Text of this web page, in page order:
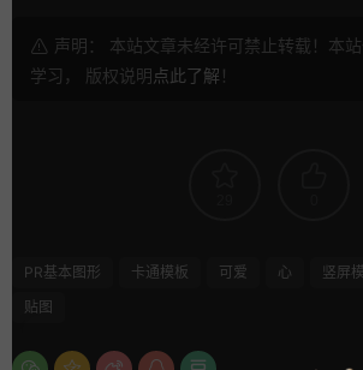
声明： 本站文章未经许可禁止转载！本
学习， 版权说明点此了解 ！
PR基本图形 卡通模板 可爱 心 竖屏
贴图